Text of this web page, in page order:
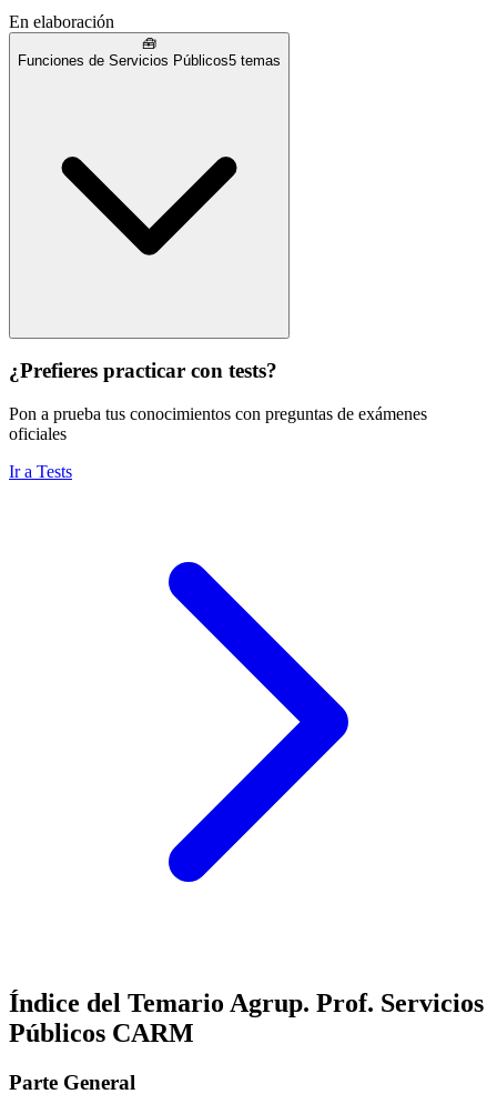
En elaboración
🧰
Funciones de Servicios Públicos5 temas
¿Prefieres practicar con tests?
Pon a prueba tus conocimientos con preguntas de exámenes
oficiales
Ir a Tests
Índice del Temario Agrup. Prof. Servicios
Públicos CARM
Parte General